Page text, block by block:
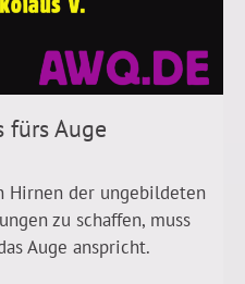
fürs Auge
Hirnen der ungebildeten
zu schaffen, muss
Auge anspricht.